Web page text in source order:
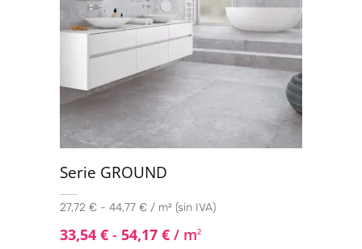
Serie GROUND
27,72 € - 44,77 € / m² (sin IVA)
33,54 € - 54,17 € / m2